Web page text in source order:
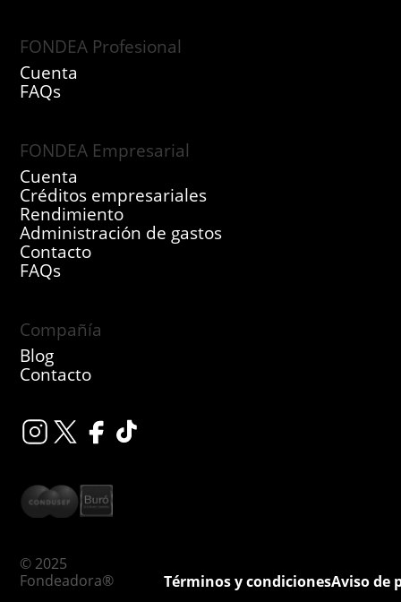
FONDEA Profesional
Cuenta
FAQs
FONDEA Empresarial
Cuenta
Créditos empresariales
Rendimiento
Administración de gastos
Contacto
FAQs
Compañía
Blog
Contacto
© 2025
Fondeadora®
Términos y condicionesAviso de